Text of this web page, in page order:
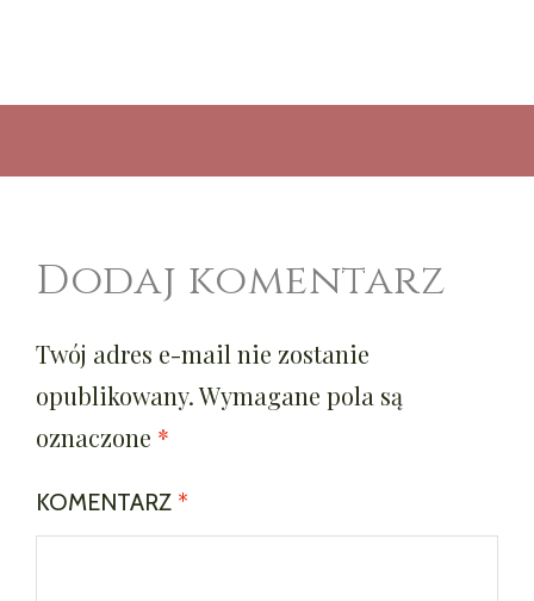
Dodaj komentarz
Twój adres e-mail nie zostanie
opublikowany.Wymagane pola są
oznaczone *
KOMENTARZ *